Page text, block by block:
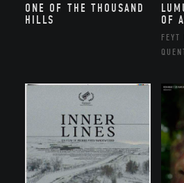
ONE OF THE THOUSAND
HILLS
OF